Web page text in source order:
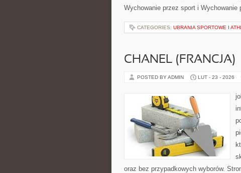
Wychowanie przez sport i
CATEGORIES: UBRANIA SPORTOWE I
CHANEL (FRANCJA)
POSTED BY ADMIN LUT - 23 - 2026
oraz bez przypadkowych wyborów.